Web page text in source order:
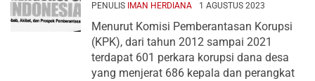
PENULIS IMAN HERDIANA 1 AGUSTUS 2023
Menurut Komisi Pemberantasan Korupsi
(KPK), dari tahun 2012 sampai 2021
terdapat 601 perkara korupsi dana desa
yang menjerat 686 kepala dan perangkat